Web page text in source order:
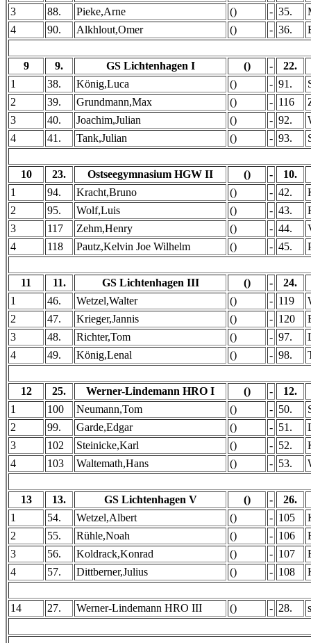
3
88. Pieke,Arne () - 35.
4
90. Alkhlout,Omer () - 36.
9 9. GS Lichtenhagen I () -
22.
1
38. König,Luca () - 91.
2
39. Grundmann,Max () - 116
3
40. Joachim,Julian () - 92.
4
41. Tank,Julian () - 93.
10 23. Ostseegymnasium HGW II () -
10.
1
94. Kracht,Bruno () - 42.
2
95. Wolf,Luis () - 43.
3
117 Zehm,Henry () - 44.
4
118 Pautz,Kelvin Joe Wilhelm () - 45.
11 11. GS Lichtenhagen III () -
24.
1
46. Wetzel,Walter () - 119
2
47. Krieger,Jannis () - 120
3
48. Richter,Tom () - 97.
4
49. König,Lenal () - 98.
12 25. Werner-Lindemann HRO I () -
12.
1
100 Neumann,Tom () - 50.
2
99. Garde,Edgar () - 51.
3
102 Steinicke,Karl () - 52.
4
103 Waltemath,Hans () - 53.
13 13. GS Lichtenhagen V () -
26.
1
54. Wetzel,Albert () - 105
2
55. Rühle,Noah () - 106
3
56. Koldrack,Konrad () - 107
4
57. Dittberner,Julius () - 108
14 27. Werner-Lindemann HRO III () - 28.